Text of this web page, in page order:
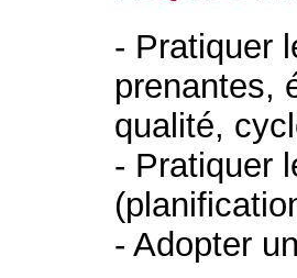
- Pratiquer
prenantes,
qualité,
- Pratiquer
- Adopter